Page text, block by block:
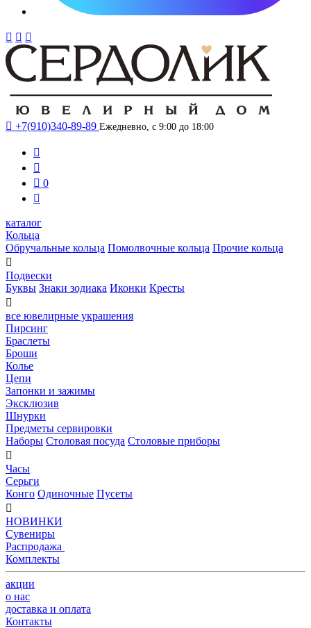
  
 +7(910)340-89-89 Ежедневно, с 9:00 до 18:00


 0

каталог
Кольца
Обручальные кольца Помолвочные кольца Прочие кольца

Подвески
Буквы Знаки зодиака Иконки Кресты

все ювелирные украшения
Пирсинг
Браслеты
Броши
Колье
Цепи
Запонки и зажимы
Эксклюзив
Шнурки
Предметы сервировки
Наборы Столовая посуда Столовые приборы

Часы
Серьги
Конго Одиночные Пусеты

НОВИНКИ
Сувениры
Распродажа
Комплекты
акции
о нас
доставка и оплата
Контакты